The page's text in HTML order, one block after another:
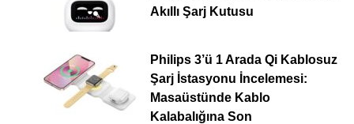
Akıllı Şarj Kutusu
Philips 3’ü 1 Arada Qi Kablosuz
Şarj İstasyonu İncelemesi:
Masaüstünde Kablo
Kalabalığına Son